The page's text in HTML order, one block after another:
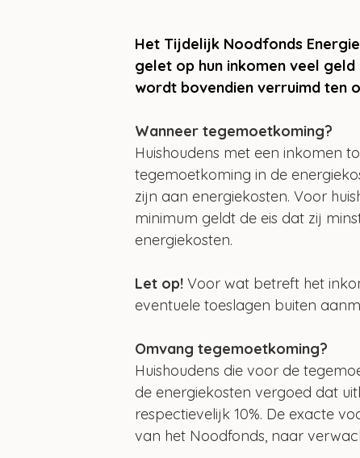
Het Tijdelijk Noodfonds
gelet op hun inkomen veel
wordt bovendien verruimd ten
Wanneer tegemoetkoming?
Huishoudens met een inkomen
tegemoetkoming in de
zijn aan energiekosten. Voor
minimum geldt de eis dat zij
energiekosten.
Let op! Voor wat betreft het
eventuele toeslagen buiten
Omvang tegemoetkoming?
Huishoudens die voor de
de energiekosten vergoed dat
respectievelijk 10%. De exacte
van het Noodfonds, naar